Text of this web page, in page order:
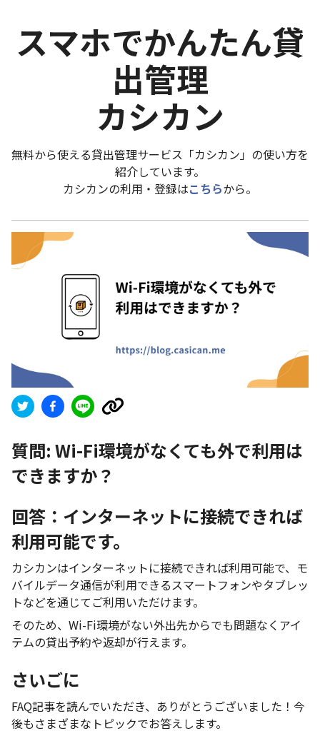
スマホでかんたん貸
出管理
カシカン
無料から使える貸出管理サービス「カシカン」の使い方を
紹介しています。
カシカンの利用・登録はこちらから。
質問: Wi-Fi環境がなくても外で利用は
できますか？
回答：インターネットに接続できれば
利用可能です。
カシカンはインターネットに接続できれば利用可能で、モ
バイルデータ通信が利用できるスマートフォンやタブレッ
トなどを通じてご利用いただけます。
そのため、Wi-Fi環境がない外出先からでも問題なくアイ
テムの貸出予約や返却が行えます。
さいごに
FAQ記事を読んでいただき、ありがとうございました！今
後もさまざまなトピックでお答えします。